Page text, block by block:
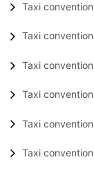
Taxi
Taxi
Taxi
Taxi
Taxi
Taxi